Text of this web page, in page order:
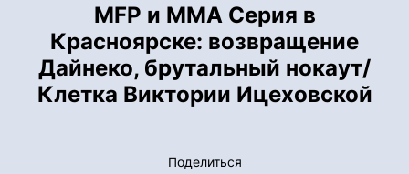
MFP и ММА Серия в
Красноярске: возвращение
Дайнеко, брутальный нокаут/
Клетка Виктории Ицеховской
Поделиться